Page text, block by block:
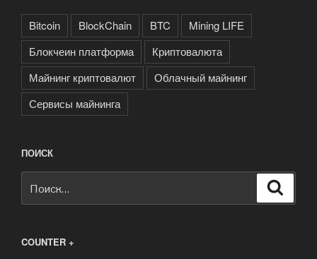
Bitcoin BlockChain BTC
Mining LIFE
Блокчеин платформа
Криптовалюта
Майнинг криптовалют
Облачный майнинг
Сервисы майнинга
ПОИСК
COUNTER +